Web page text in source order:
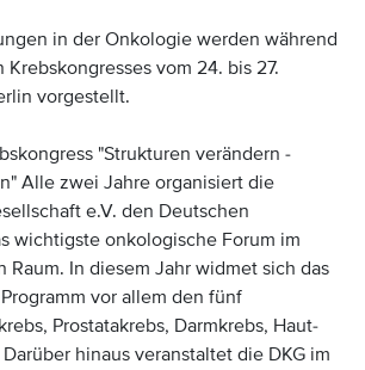
in der Onkologie werden während
vom 24. bis 27.
vorgestellt.
"Strukturen verändern -
Alle zwei Jahre organisiert die
e.V. den Deutschen
wichtigste onkologische Forum im
Raum. In diesem Jahr widmet sich das
vor allem den fünf
Prostatakrebs, Darmkrebs, Haut-
hinaus veranstaltet die DKG im